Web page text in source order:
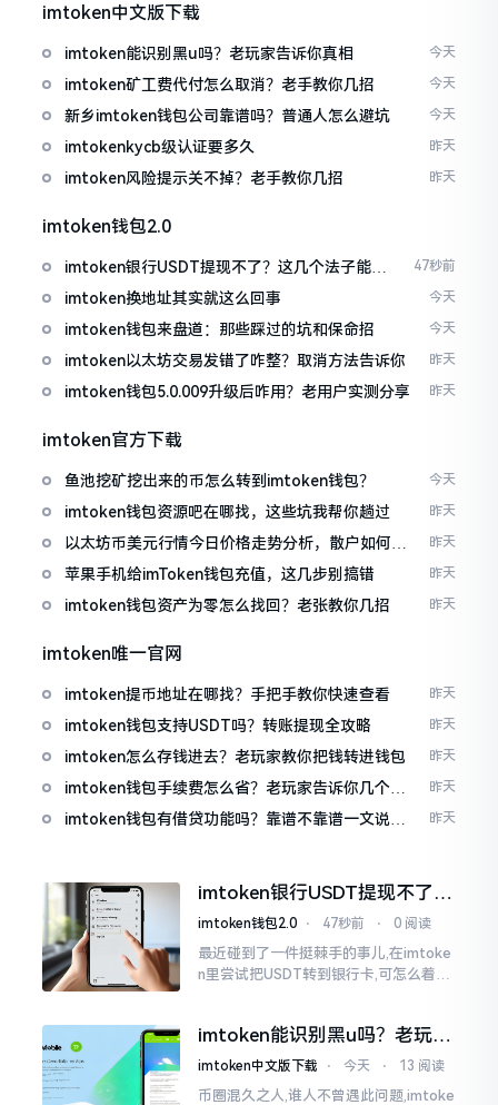
imtoken中文版下载
imtoken能识别黑u吗？老玩家告诉你真相 今天
imtoken矿工费代付怎么取消？老手教你几招 今天
新乡imtoken钱包公司靠谱吗？普通人怎么避坑 今天
imtokenkycb级认证要多久 昨天
imtoken风险提示关不掉？老手教你几招 昨天
imtoken钱包2.0
imtoken银行USDT提现不了？这几个法子能帮
你搞定
47秒前
imtoken换地址其实就这么回事 今天
imtoken钱包来盘道：那些踩过的坑和保命招 今天
imtoken以太坊交易发错了咋整？取消方法告诉你 昨天
imtoken钱包5.0.009升级后咋用？老用户实测分享 昨天
imtoken官方下载
鱼池挖矿挖出来的币怎么转到imtoken钱包？ 今天
imtoken钱包资源吧在哪找，这些坑我帮你趟过 昨天
以太坊币美元行情今日价格走势分析，散户如何避
免追涨杀跌被套牢
昨天
苹果手机给imToken钱包充值，这几步别搞错 昨天
imtoken钱包资产为零怎么找回？老张教你几招 昨天
imtoken唯一官网
imtoken提币地址在哪找？手把手教你快速查看 昨天
imtoken钱包支持USDT吗？转账提现全攻略 昨天
imtoken怎么存钱进去？老玩家教你把钱转进钱包 昨天
imtoken钱包手续费怎么省？老玩家告诉你几个实
在招
昨天
imtoken钱包有借贷功能吗？靠谱不靠谱一文说清
昨天
imtoken银行USDT提现不了？
这几个法子能帮你搞定
imtoken钱包2.0 ⋅ 47秒前 ⋅ 0 阅读
最近碰到了一件挺棘手的事儿,在imtoke
n里尝试把USDT转到银行卡,可怎么着都
么时长
imtoken能识别黑u吗？老玩家
告诉你真相
imtoken中文版下载 ⋅ 今天 ⋅ 13 阅读
币圈混久之人,谁人不曾遇此问题,imtoke